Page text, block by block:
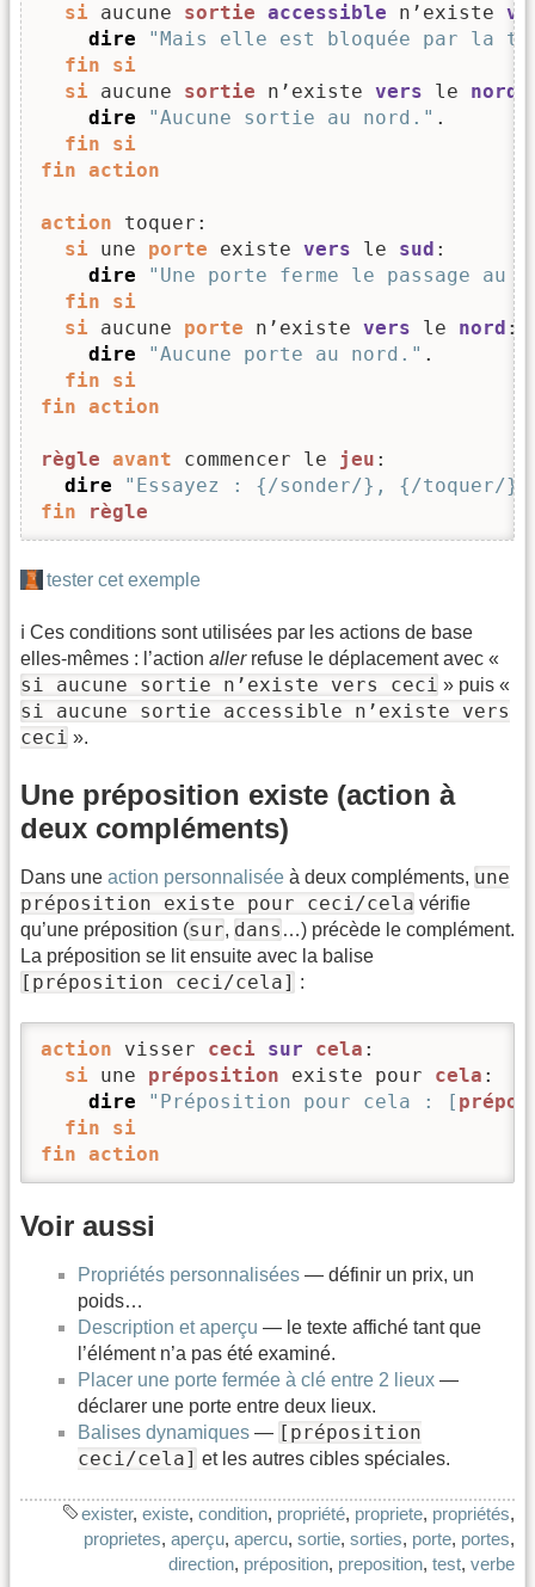
si aucune sortie accessible n’existe
dire
"Mais elle est bloquée par la
fin
si
si aucune sortie n’existe vers le nord
dire
"Aucune sortie au nord." .
fin
si
fin action
action toquer:
si une porte existe vers le sud :
dire
"Une porte ferme le passage au
fin
si
si aucune porte n’existe vers le nord :
dire
"Aucune porte au nord." .
fin
si
fin action
règle avant commencer le jeu :
dire
"Essayez : {/sonder/}, {/toquer/
fin
règle
tester cet exemple
ℹ️ Ces conditions sont utilisées par les actions de base
elles-mêmes : l’action allerrefuse le déplacement avec «
si aucune sortie n’existe vers ceci » puis «
si aucune sortie accessible n’existe vers
ceci ».
Une préposition existe (action à
deux compléments)
Dans une action personnalisée à deux compléments, une
préposition existe pour ceci/cela vérifie
qu’une préposition (sur, dans …) précède le complément.
La préposition se lit ensuite avec la balise
[préposition ceci/cela] :
action visser ceci sur cela :
si une préposition existe pour cela :
dire
"Préposition pour cela : [
fin
si
fin action
Voir aussi
Propriétés personnalisées — définir un prix, un
poids…
Description et aperçu — le texte affiché tant que
l’élément n’a pas été examiné.
Placer une porte fermée à clé entre 2 lieux —
déclarer une porte entre deux lieux.
Balises dynamiques — [préposition
ceci/cela] et les autres cibles spéciales.
exister, existe, condition, propriété, propriete, propriétés,
proprietes, aperçu, apercu, sortie, sorties, porte, portes,
direction, préposition, preposition, test, verbe